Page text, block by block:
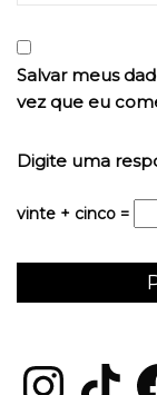
Salvar meus
vez que eu
Digite uma
vinte + cinco =
InstagramTikTok